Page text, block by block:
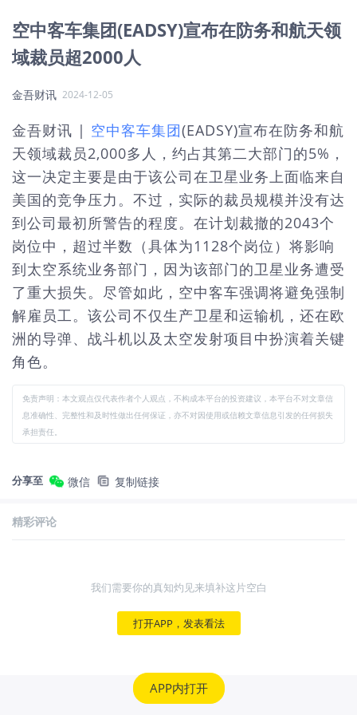
空中客车集团(EADSY)宣布在防务和航天领
域裁员超2000人
金吾财讯 2024-12-05
金吾财讯 | 空中客车集团(EADSY)宣布在防务和航
天领域裁员2,000多人，约占其第二大部门的5%，
这一决定主要是由于该公司在卫星业务上面临来自
美国的竞争压力。不过，实际的裁员规模并没有达
到公司最初所警告的程度。在计划裁撤的2043个
岗位中，超过半数（具体为1128个岗位）将影响
到太空系统业务部门，因为该部门的卫星业务遭受
了重大损失。尽管如此，空中客车强调将避免强制
解雇员工。该公司不仅生产卫星和运输机，还在欧
洲的导弹、战斗机以及太空发射项目中扮演着关键
角色。
免责声明：本文观点仅代表作者个人观点，不构成本平台的投资建议，本平台不对文章信
息准确性、完整性和及时性做出任何保证，亦不对因使用或信赖文章信息引发的任何损失
承担责任。
分享至 微信 复制链接
精彩评论
我们需要你的真知灼见来填补这片空白
打开APP，发表看法
APP内打开